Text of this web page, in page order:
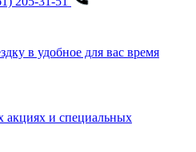
в удобное для вас время
акциях и специальных